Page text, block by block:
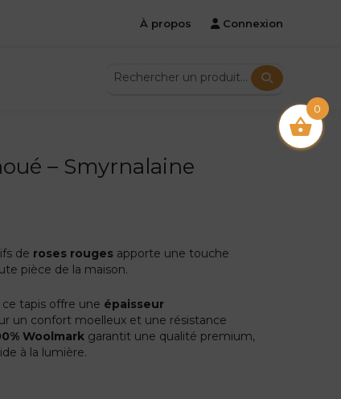
À propos Connexion
– Smyrnalaine
de roses rouges apporte une touche
pièce de la maison.
ce tapis offre une épaisseur
un confort moelleux et une résistance
Woolmark garantit une qualité premium,
à la lumière.
0